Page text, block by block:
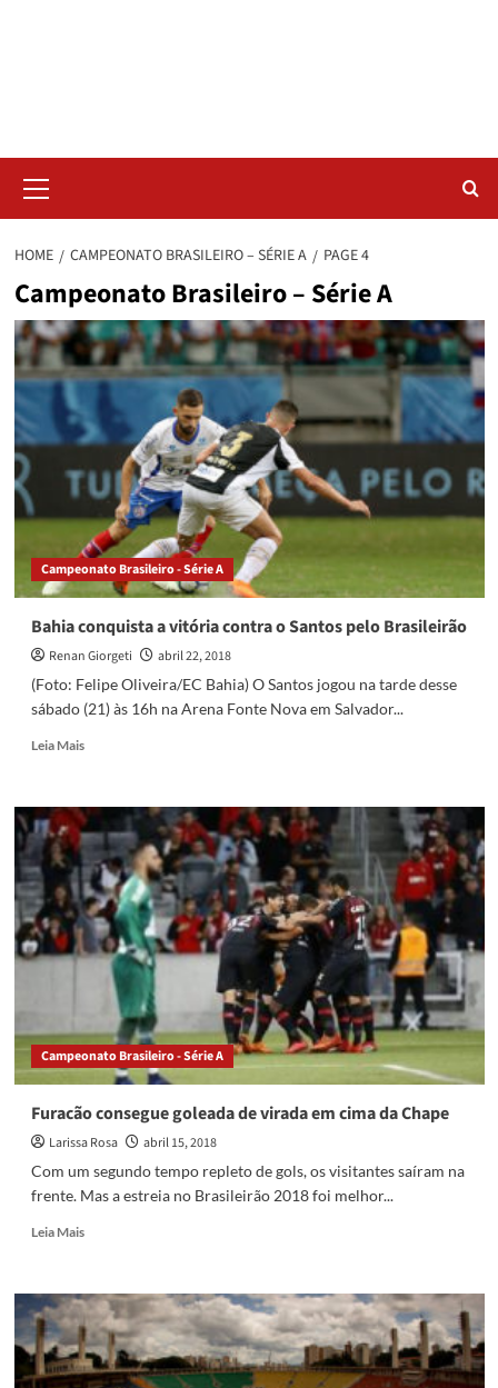
Menu
HOME CAMPEONATO BRASILEIRO – SÉRIE A PAGE 4
Campeonato Brasileiro – Série A
Campeonato Brasileiro - Série A
Bahia conquista a vitória contra o Santos pelo Brasileirão
Renan Giorgeti
abril 22, 2018
(Foto: Felipe Oliveira/EC Bahia) O Santos jogou na tarde desse
sábado (21) às 16h na Arena Fonte Nova em Salvador...
Leia MaisRead
Bahia
conquista
a
vitória
contra
o
Santos
pelo
Brasileirão
Campeonato Brasileiro - Série A
Furacão consegue goleada de virada em cima da Chape
Larissa Rosa
abril 15, 2018
Com um segundo tempo repleto de gols, os visitantes saíram na
frente. Mas a estreia no Brasileirão 2018 foi melhor...
Leia MaisRead
Furacão
consegue
goleada
de
virada